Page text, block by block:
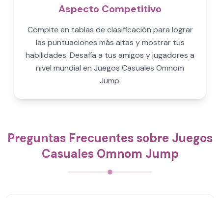
Aspecto Competitivo
Compite en tablas de clasificación para lograr
las puntuaciones más altas y mostrar tus
habilidades. Desafía a tus amigos y jugadores a
nivel mundial en Juegos Casuales Omnom
Jump.
Preguntas Frecuentes sobre Juegos
Casuales Omnom Jump